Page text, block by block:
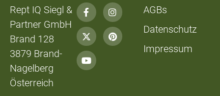
Rept IQ Siegl &
Partner GmbH
Brand 128
3879 Brand-
Nagelberg
Österreich
AGBs
Datenschutz
Impressum